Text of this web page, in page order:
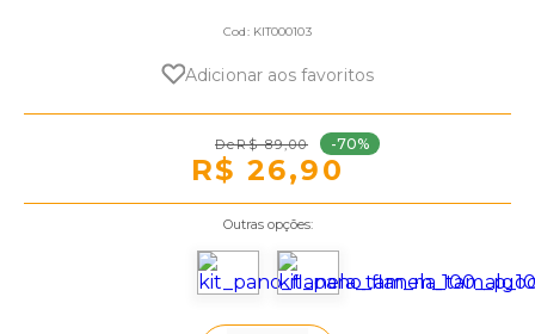
Cod: KIT000103
Adicionar aos favoritos
R$ 89,00 -70%
R$ 26,90
Outras opções: